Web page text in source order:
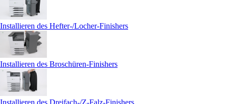
Installieren des Hefter-/Locher-Finishers
Installieren des Broschüren-Finishers